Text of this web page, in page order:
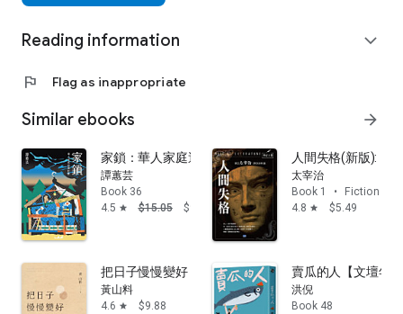
Reading information expand_more
flag Flag as inappropriate
Similar ebooks arrow_forward
家鎖：華人家庭這個巨獸
譚蕙芸
Book 36
4.5 star $15.05 $9.99
人間失格(新版): 日
太宰治
Book 1
•
Fiction &
4.8 star $5.49
把日子慢慢變好
黃山料
4.6 star $9.88
賣瓜的人【文壇年
洪倪
Book 48